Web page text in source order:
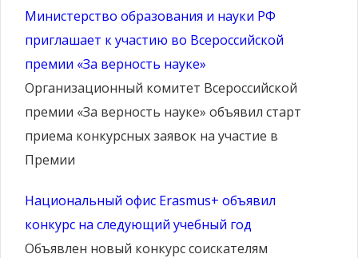
Министерство образования и науки РФ
приглашает к участию во Всероссийской
премии «За верность науке»
Организационный комитет Всероссийской
премии «За верность науке» объявил старт
приема конкурсных заявок на участие в
Премии
Национальный офис Erasmus+ объявил
конкурс на следующий учебный год
Объявлен новый конкурс соискателям